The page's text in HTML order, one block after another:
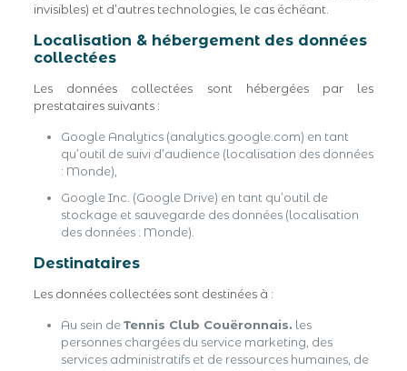
invisibles) et d’autres technologies, le cas échéant.
Localisation & hébergement des données
collectées
Les données collectées sont hébergées par les
prestataires suivants :
Google Analytics (analytics.google.com) en tant
qu’outil de suivi d’audience (localisation des données
: Monde),
Google Inc. (Google Drive) en tant qu’outil de
stockage et sauvegarde des données (localisation
des données : Monde).
Destinataires
Les données collectées sont destinées à :
Au sein deTennis Club Couëronnais. les
personnes chargées du service marketing, des
services administratifs et de ressources humaines, de